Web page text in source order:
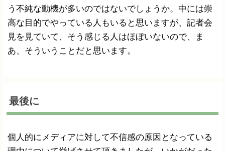
う不純な動機が多いのではないでしょうか。中には崇
高な目的でやっている人もいると思いますが、記者会
見を見ていて、そう感じる人はほぼいないので、ま
あ、そういうことだと思います。
最後に
個人的にメディアに対して不信感の原因となっている